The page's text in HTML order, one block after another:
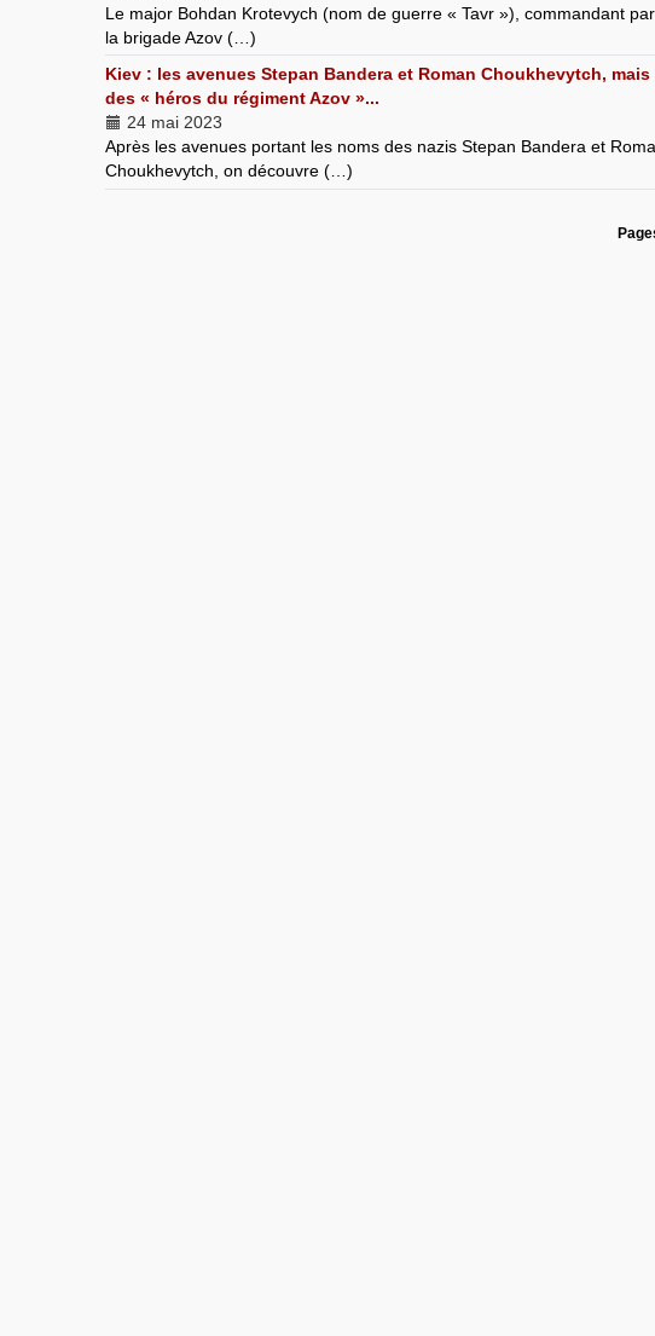
Le major Bohdan Krotevych (nom de guerre « Tavr »), commandant
la brigade Azov (…)
Kiev : les avenues Stepan Bandera et Roman Choukhevytch,
des « héros du régiment Azov »...
24 mai 2023
Après les avenues portant les noms des nazis Stepan Bandera et
Choukhevytch, on découvre (…)